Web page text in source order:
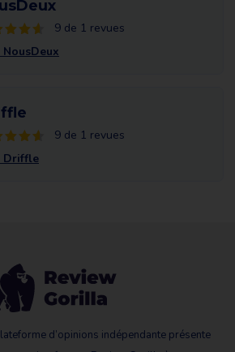
9 de 1 revues
9 de 1 revues
Driffle
d’opinions indépendante présente